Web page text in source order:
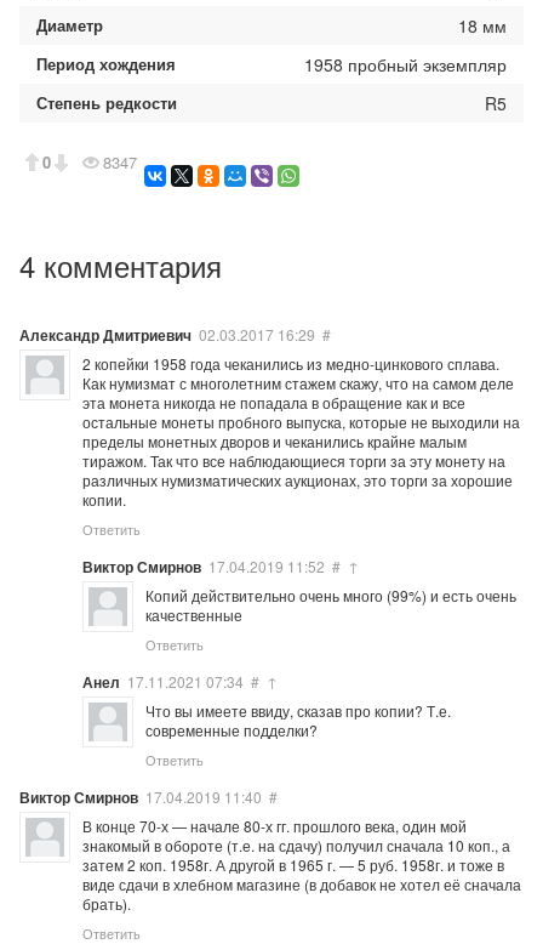
Диаметр 18 мм
Период хождения 1958 пробный экземпляр
Степень редкости R5
0 8347
4 комментария
Александр Дмитриевич 02.03.2017 16:29 #
2 копейки 1958 года чеканились из медно-цинкового сплава.
Как нумизмат с многолетним стажем скажу, что на самом деле
эта монета никогда не попадала в обращение как и все
остальные монеты пробного выпуска, которые не выходили на
пределы монетных дворов и чеканились крайне малым
тиражом. Так что все наблюдающиеся торги за эту монету на
различных нумизматических аукционах, это торги за хорошие
копии.
Ответить
Виктор Смирнов 17.04.2019 11:52 # ↑
Копий действительно очень много (99%) и есть очень
качественные
Ответить
Анел 17.11.2021 07:34 # ↑
Что вы имеете ввиду, сказав про копии? Т.е.
современные подделки?
Ответить
Виктор Смирнов 17.04.2019 11:40 #
В конце 70-х — начале 80-х гг. прошлого века, один мой
знакомый в обороте (т.е. на сдачу) получил сначала 10 коп., а
затем 2 коп. 1958г. А другой в 1965 г. — 5 руб. 1958г. и тоже в
виде сдачи в хлебном магазине (в добавок не хотел её сначала
брать).
Ответить